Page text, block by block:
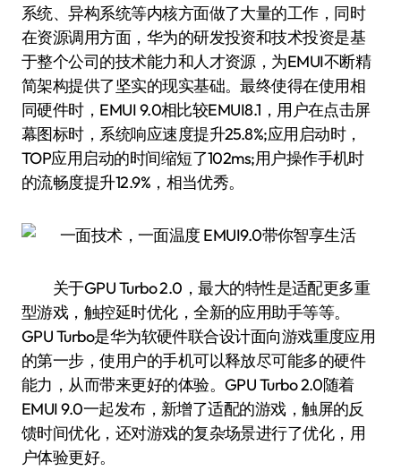
系统、异构系统等内核方面做了大量的工作，同时
在资源调用方面，华为的研发投资和技术投资是基
于整个公司的技术能力和人才资源，为EMUI不断精
简架构提供了坚实的现实基础。最终使得在使用相
同硬件时，EMUI 9.0相比较EMUI8.1，用户在点击屏
幕图标时，系统响应速度提升25.8%;应用启动时，
TOP应用启动的时间缩短了102ms;用户操作手机时
的流畅度提升12.9%，相当优秀。
关于GPU Turbo 2.0，最大的特性是适配更多重
型游戏，触控延时优化，全新的应用助手等等。
GPU Turbo是华为软硬件联合设计面向游戏重度应用
的第一步，使用户的手机可以释放尽可能多的硬件
能力，从而带来更好的体验。GPU Turbo 2.0随着
EMUI 9.0一起发布，新增了适配的游戏，触屏的反
馈时间优化，还对游戏的复杂场景进行了优化，用
户体验更好。